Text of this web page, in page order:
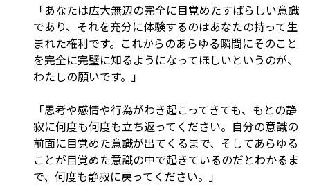
「あなたは広大無辺の完全に目覚めたすばらしい意識
であり、それを充分に体験するのはあなたの持って生
まれた権利です。これからのあらゆる瞬間にそのこと
を完全に完璧に知るようになってほしいというのが、
わたしの願いです。」
「思考や感情や行為がわき起こってきても、もとの静
寂に何度も何度も立ち返ってください。自分の意識の
前面に目覚めた意識が出てくるまで、そしてあらゆる
ことが目覚めた意識の中で起きているのだとわかるま
で、何度も静寂に戻ってください。」